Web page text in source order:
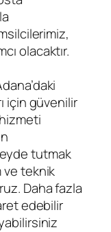
olacaktır.
için güvenilir
tutmak
ve teknik
Daha fazla
edebilir